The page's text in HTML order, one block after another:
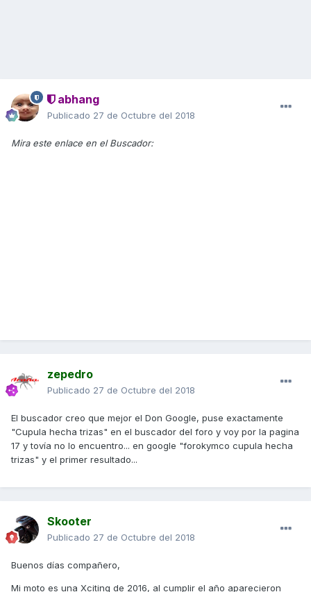
abhang
Publicado 27 de Octubre del 2018
Mira este enlace en el Buscador:
zepedro
Publicado 27 de Octubre del 2018
El buscador creo que mejor el Don Google, puse exactamente
"Cupula hecha trizas" en el buscador del foro y voy por la pagina
17 y tovía no lo encuentro... en google "forokymco cupula hecha
trizas" y el primer resultado...
Skooter
Publicado 27 de Octubre del 2018
Buenos días compañero,
Mi moto es una Xciting de 2016, al cumplir el año aparecieron